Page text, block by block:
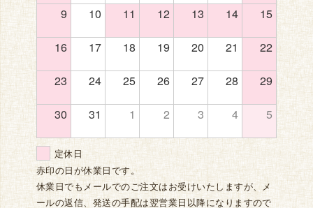
9 10 11 12 13 14 15
16 17 18 19 20 21 22
23 24 25 26 27 28 29
30 31 1 2 3 4 5
定休日
赤印の日が休業日です。
休業日でもメールでのご注文はお受けいたしますが、メ
ールの返信、発送の手配は翌営業日以降になりますので